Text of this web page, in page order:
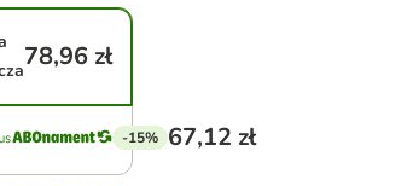
78,96 zł
-15% 67,12 zł